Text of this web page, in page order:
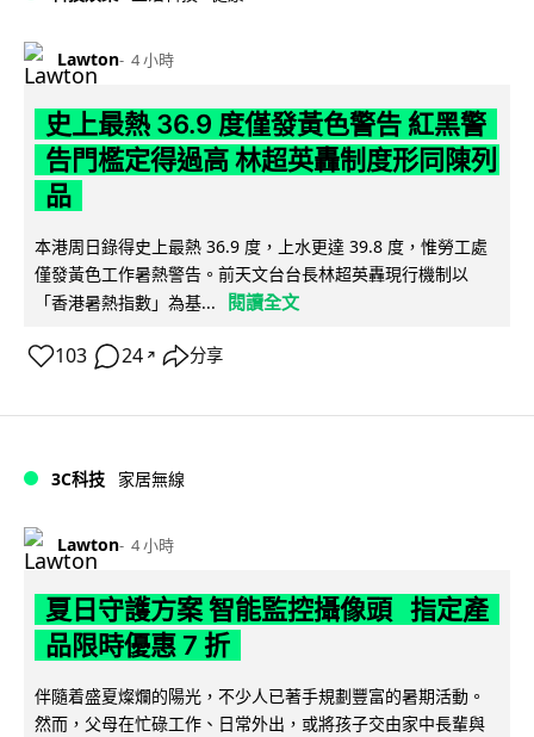
Lawton 4 小時
史上最熱 36.9 度僅發黃色警告 紅黑警
告門檻定得過高 林超英轟制度形同陳列
品
本港周日錄得史上最熱 36.9 度，上水更達 39.8 度，惟勞工處
僅發黃色工作暑熱警告。前天文台台長林超英轟現行機制以
「香港暑熱指數」為基...
閱讀全文
103 24 ↗ 分享
3C科技 家居無線
Lawton 4 小時
夏日守護方案 智能監控攝像頭 指定產
品限時優惠 7 折
伴隨着盛夏燦爛的陽光，不少人已著手規劃豐富的暑期活動。
然而，父母在忙碌工作、日常外出，或將孩子交由家中長輩與